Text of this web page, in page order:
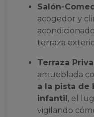
Salón-
acogedor y
terraza
Terraza
amueblada
a la pista de
infantil, el
vigilando